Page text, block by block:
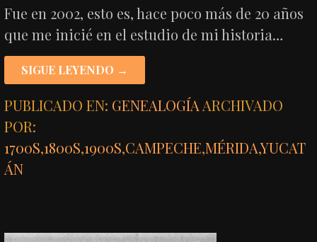
Fue en 2002, esto es, hace poco más de 20 años
que me inicié en el estudio de mi historia…
SIGUE LEYENDO →
PUBLICADO EN: GENEALOGÍA ARCHIVADO
POR:
1700S,1800S,1900S,CAMPECHE,MÉRIDA,YUCAT
ÁN